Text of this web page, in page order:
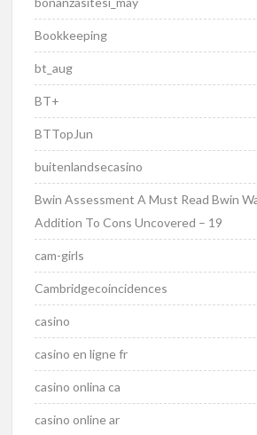
Bookkeeping
bt_aug
BT+
BTTopJun
buitenlandsecasino
Bwin Assessment A Must Read Bwin
Addition To Cons Uncovered – 19
cam-girls
Cambridgecoincidences
casino
casino en ligne fr
casino onlina ca
casino online ar